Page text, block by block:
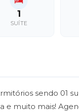
1
SUÍTE
sendo 01
e muito mais!